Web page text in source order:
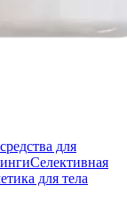
для
Селективная
для тела